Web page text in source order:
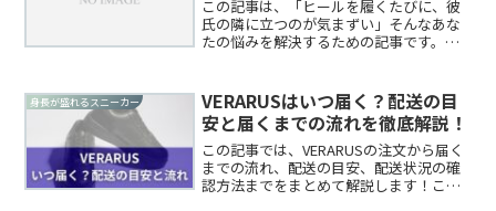
この記事は、「ヒールを履くたびに、彼
氏の隣に立つのが気まずい」そんなあな
たの悩みを解決するための記事です。こ
係にヒビが入ることがある解決策は彼氏
側にある——シークレット...
身長が盛れるスニーカー
VERARUSはいつ届く？配送の目
安と届くまでの流れを徹底解説！
この記事では、VERARUSの注文から届く
までの流れ、配送の目安、配送状況の確
認方法までをまとめて解説します！この